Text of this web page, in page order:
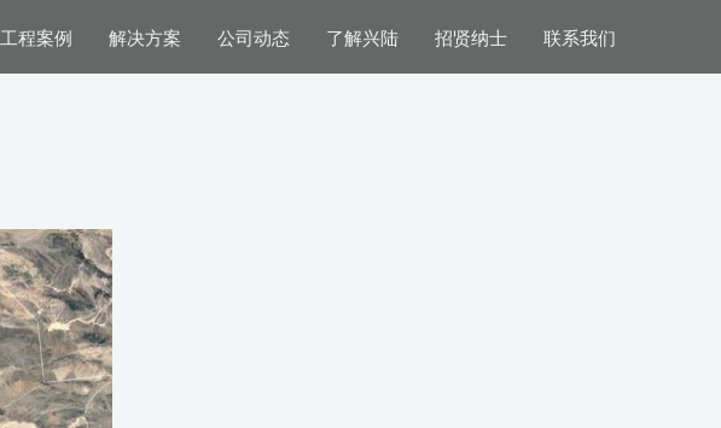
工程案例 解决方案 公司动态 了解兴陆 招贤纳士 联系我们